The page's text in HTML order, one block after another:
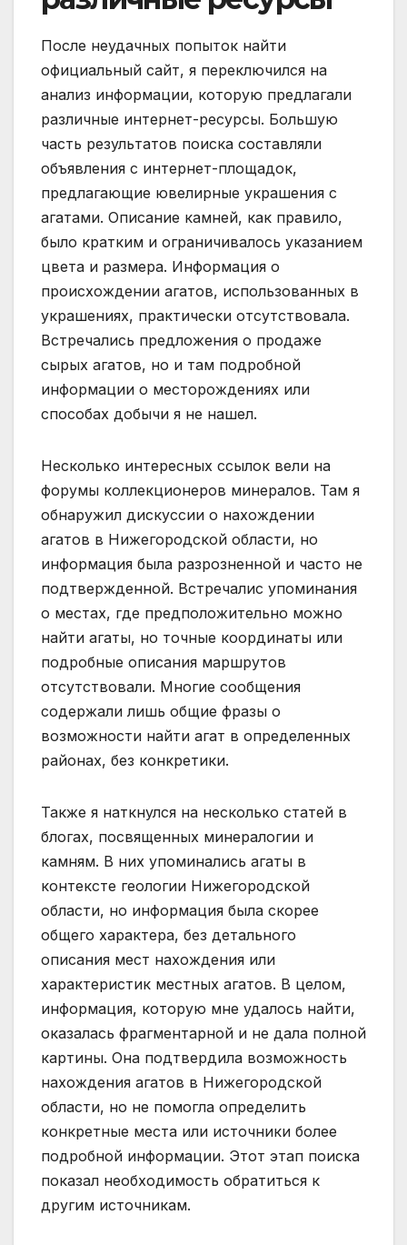
После неудачных попыток найти
официальный сайт, я переключился на
анализ информации, которую предлагали
различные интернет-ресурсы. Большую
часть результатов поиска составляли
объявления с интернет-площадок,
предлагающие ювелирные украшения с
агатами. Описание камней, как правило,
было кратким и ограничивалось указанием
цвета и размера. Информация о
происхождении агатов, использованных в
украшениях, практически отсутствовала.
Встречались предложения о продаже
сырых агатов, но и там подробной
информации о месторождениях или
способах добычи я не нашел.
Несколько интересных ссылок вели на
форумы коллекционеров минералов. Там я
обнаружил дискуссии о нахождении
агатов в Нижегородской области, но
информация была разрозненной и часто не
подтвержденной. Встречалис упоминания
о местах, где предположительно можно
найти агаты, но точные координаты или
подробные описания маршрутов
отсутствовали. Многие сообщения
содержали лишь общие фразы о
возможности найти агат в определенных
районах, без конкретики.
Также я наткнулся на несколько статей в
блогах, посвященных минералогии и
камням. В них упоминались агаты в
контексте геологии Нижегородской
области, но информация была скорее
общего характера, без детального
описания мест нахождения или
характеристик местных агатов. В целом,
информация, которую мне удалось найти,
оказалась фрагментарной и не дала полной
картины. Она подтвердила возможность
нахождения агатов в Нижегородской
области, но не помогла определить
конкретные места или источники более
подробной информации. Этот этап поиска
показал необходимость обратиться к
другим источникам.